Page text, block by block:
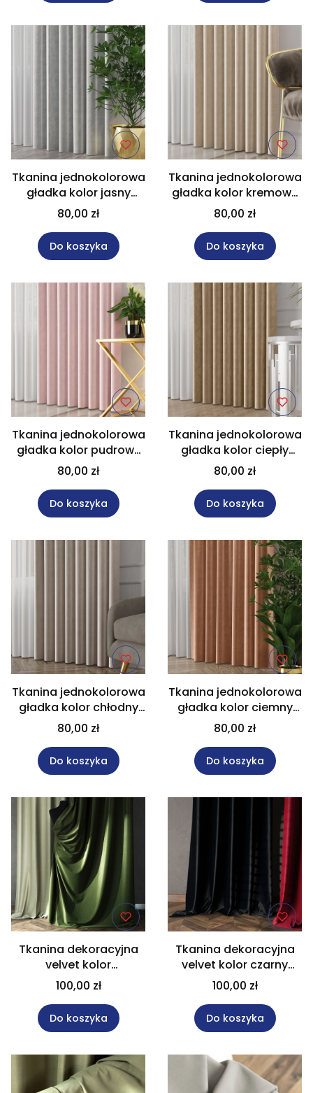
Tkanina jednokolorowa
gładka kolor jasny
szary na metry
wysokość 300 cm
VELVET/073
80,00 zł
Do koszyka
Tkanina jednokolorowa
gładka kolor kremowy
na metry wysokość 300
cm VELVET/057
80,00 zł
Do koszyka
Tkanina jednokolorowa
gładka kolor pudrowy
róż na metry wysokość
300 cm VELVET/030
80,00 zł
Do koszyka
Tkanina jednokolorowa
gładka kolor ciepły
beżowy na metry
wysokość 300 cm
VELVET/013
80,00 zł
Do koszyka
Tkanina jednokolorowa
gładka kolor chłodny
beżowy na metry
wysokość 300 cm
VELVET/008
80,00 zł
Do koszyka
Tkanina jednokolorowa
gładka kolor ciemny
beżowy na metry
wysokość 300 cm
VELVET/006
80,00 zł
Do koszyka
Tkanina dekoracyjna
velvet kolor
zielonoszary wysokość
320 cm MATT VELVET
100,00 zł
Do koszyka
Tkanina dekoracyjna
velvet kolor czarny
wysokość 320 cm
MATT VELVET
100,00 zł
Do koszyka